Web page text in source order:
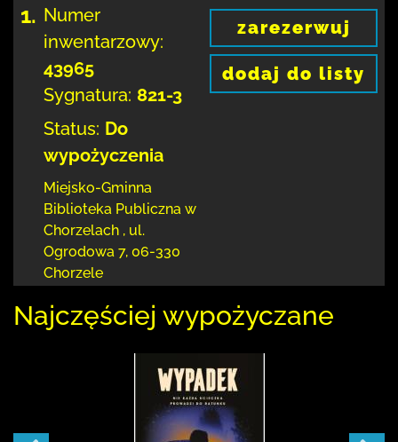
1. Numer
inwentarzowy:
43965
Sygnatura: 821-3
Status: Do
wypożyczenia
Miejsko-Gminna
Biblioteka Publiczna w
Chorzelach , ul.
Ogrodowa 7, 06-330
Chorzele
zarezerwuj
dodaj do listy
Najczęściej wypożyczane